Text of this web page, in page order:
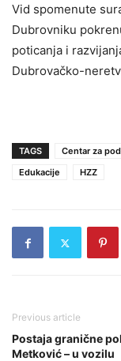
Vid spomenute
Dubrovniku
poticanja i
Dubrovačko-
TAGS
Centar za
Edukacije
HZZ
Previous article
Postaja granične
Metković – u vozilu